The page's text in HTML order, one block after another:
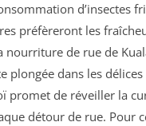
d’insectes
préfèreront les
nourriture de rue de
plongée dans les
promet de réveiller la
détour de rue. Pour